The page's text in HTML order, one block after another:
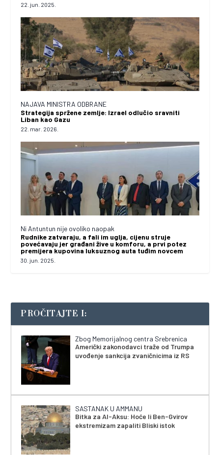
22. jun. 2025.
NAJAVA MINISTRA ODBRANE
Strategija spržene zemlje: Izrael odlučio sravniti
Liban kao Gazu
22. mar. 2026.
Ni Antuntun nije ovoliko naopak
Rudnike zatvaraju, a fali im uglja, cijenu struje
povećavaju jer građani žive u komforu, a prvi potez
premijera kupovina luksuznog auta tuđim novcem
30. jun. 2025.
PROČITAJTE I:
Zbog Memorijalnog centra Srebrenica
Američki zakonodavci traže od Trumpa
uvođenje sankcija zvaničnicima iz RS
SASTANAK U AMMANU
Bitka za Al-Aksu: Hoće li Ben-Gvirov
ekstremizam zapaliti Bliski istok